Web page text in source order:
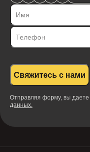
Свяжитесь с нами
Отправляя форму, вы даете
данных.